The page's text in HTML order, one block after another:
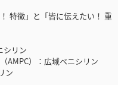
特徴」と「皆に伝えたい！ 重
シリン
AMPC）：広域ペニシリン
ン